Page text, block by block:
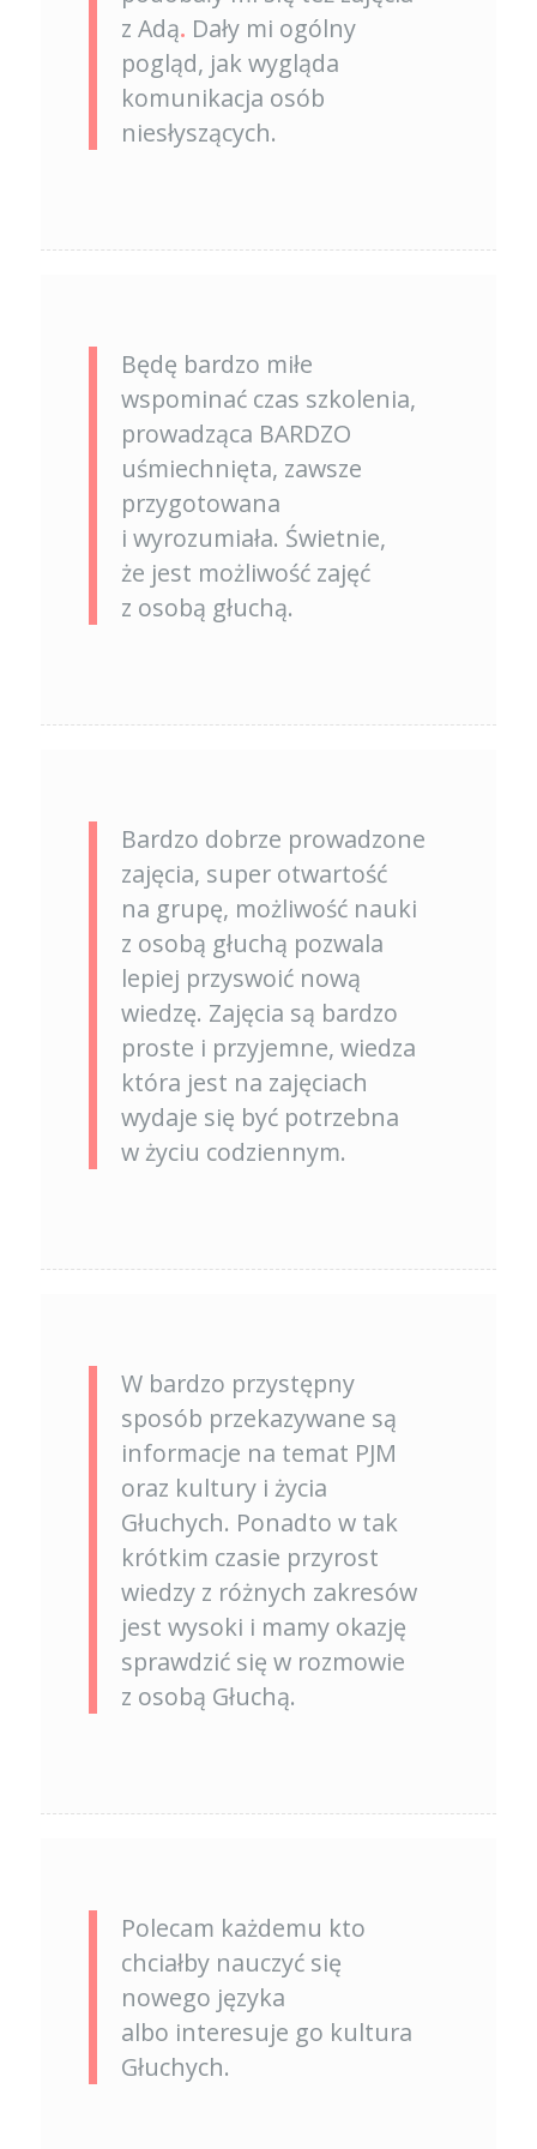
z Adą. Dały mi ogólny
pogląd, jak wygląda
komunikacja osób
niesłyszących.
Będę bardzo miłe
wspominać czas szkolenia,
prowadząca BARDZO
uśmiechnięta, zawsze
przygotowana
i wyrozumiała. Świetnie,
że jest możliwość zajęć
z osobą głuchą.
Bardzo dobrze prowadzone
zajęcia, super otwartość
na grupę, możliwość nauki
z osobą głuchą pozwala
lepiej przyswoić nową
wiedzę. Zajęcia są bardzo
proste i przyjemne, wiedza
która jest na zajęciach
wydaje się być potrzebna
w życiu codziennym.
W bardzo przystępny
sposób przekazywane są
informacje na temat PJM
oraz kultury i życia
Głuchych. Ponadto w tak
krótkim czasie przyrost
wiedzy z różnych zakresów
jest wysoki i mamy okazję
sprawdzić się w rozmowie
z osobą Głuchą.
Polecam każdemu kto
chciałby nauczyć się
nowego języka
albo interesuje go kultura
Głuchych.